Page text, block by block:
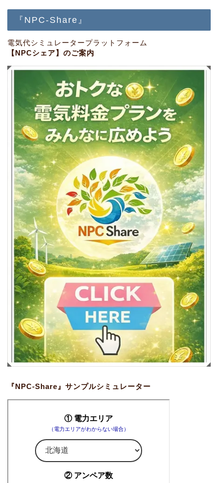
『NPC-Share』
電気代シミュレータープラットフォーム
【NPCシェア】のご案内
『NPC-Share』サンプルシミュレーター